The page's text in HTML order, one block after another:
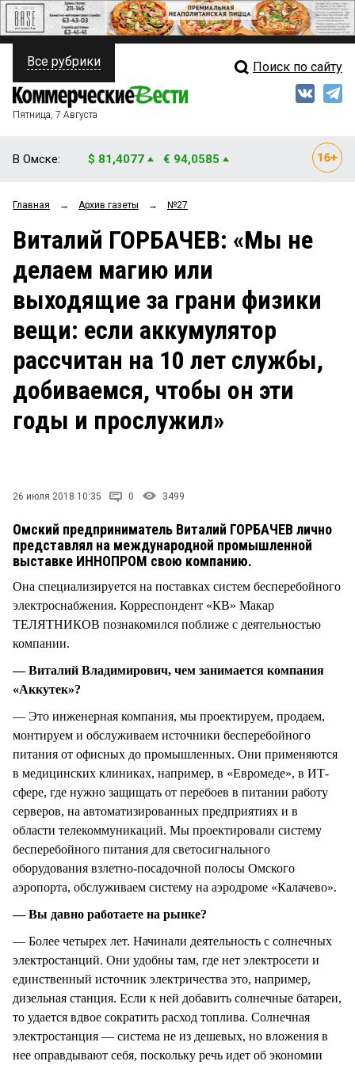
ПОЛИТИКА
ФИНАНСЫ
ОБЩЕСТВО
ЗАКОН
СТИЛЬ ЖИЗНИ
Свежий выпуск
Рейтинги
Блоги
Архив
Все рубрики Поиск по сайту
Пятница, 7 Августа
В Омске: $ 81,4077 € 94,0585
Главная → Архив газеты → №27
Виталий ГОРБАЧЕВ: «Мы не
делаем магию или
выходящие за грани физики
вещи: если аккумулятор
рассчитан на 10 лет службы,
добиваемся, чтобы он эти
годы и прослужил»
26 июля 2018 10:35 0 3499
Омский предприниматель Виталий ГОРБАЧЕВ лично
представлял на международной промышленной
выставке ИННОПРОМ свою компанию.
Она специализируется на поставках систем бесперебойного
электроснабжения. Корреспондент «КВ» Макар
ТЕЛЯТНИКОВ познакомился поближе с деятельностью
компании.
— Виталий Владимирович, чем занимается компания
«Аккутек»?
— Это инженерная компания, мы проектируем, продаем,
монтируем и обслуживаем источники бесперебойного
питания от офисных до промышленных. Они применяются
в медицинских клиниках, например, в «Евромеде», в ИТ-
сфере, где нужно защищать от перебоев в питании работу
серверов, на автоматизированных предприятиях и в
области телекоммуникаций. Мы проектировали систему
бесперебойного питания для светосигнального
оборудования взлетно-посадочной полосы Омского
аэропорта, обслуживаем систему на аэродроме «Калачево».
— Вы давно работаете на рынке?
— Более четырех лет. Начинали деятельность с солнечных
электростанций. Они удобны там, где нет электросети и
единственный источник электричества это, например,
дизельная станция. Если к ней добавить солнечные батареи,
то удается вдвое сократить расход топлива. Солнечная
электростанция — система не из дешевых, но вложения в
нее оправдывают себя, поскольку речь идет об экономии